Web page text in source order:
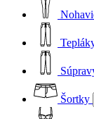
Šortky